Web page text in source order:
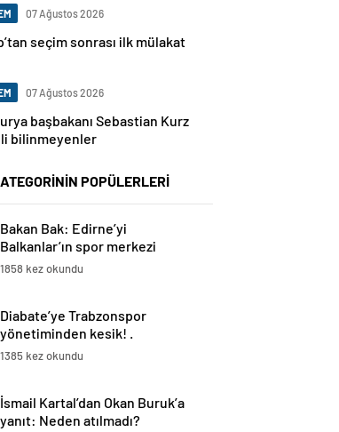
07 Ağustos 2026
seçim sonrası ilk mülakat
07 Ağustos 2026
başbakanı Sebastian Kurz
bilinmeyenler
POPÜLERLERİ
Bakan Bak: Edirne’yi
Balkanlar’ın spor merkezi
yapmaya çalışıyoruz
1858 kez okundu
Diabate’ye Trabzonspor
yönetiminden kesik! .
1385 kez okundu
İsmail Kartal’dan Okan Buruk’a
yanıt: Neden atılmadı?